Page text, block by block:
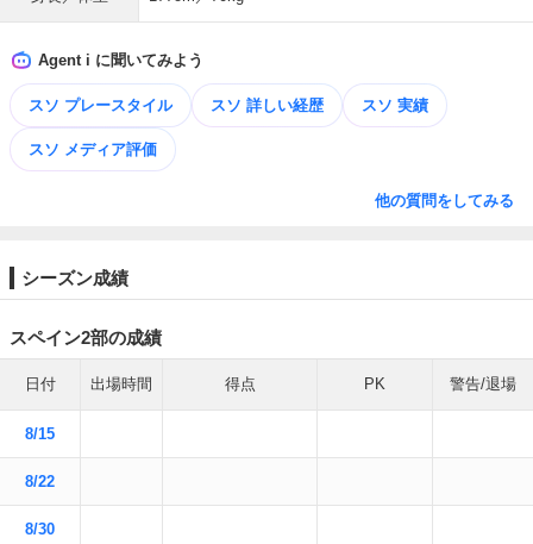
Agent i に聞いてみよう
スソ プレースタイル スソ 詳しい経歴 スソ 実績
スソ メディア評価
他の質問をしてみる
シーズン成績
スペイン2部の成績
日付 出場時間 得点 PK 警告/退場
8/15
8/22
8/30